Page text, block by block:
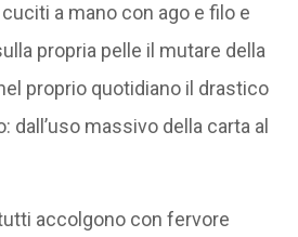
a mano con ago e filo e
propria pelle il mutare della
proprio quotidiano il drastico
dall’uso massivo della carta al
accolgono con fervore